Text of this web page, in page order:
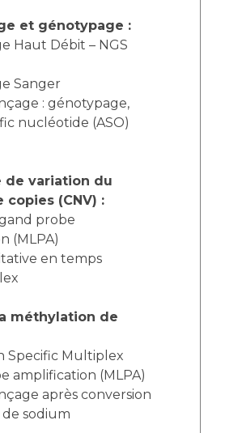
et génotypage :
Haut Débit – NGS
Sanger
: génotypage,
nucléotide (ASO)
de variation du
copies (CNV) :
probe
(MLPA)
en temps
méthylation de
Specific Multiplex
amplification (MLPA)
après conversion
sodium